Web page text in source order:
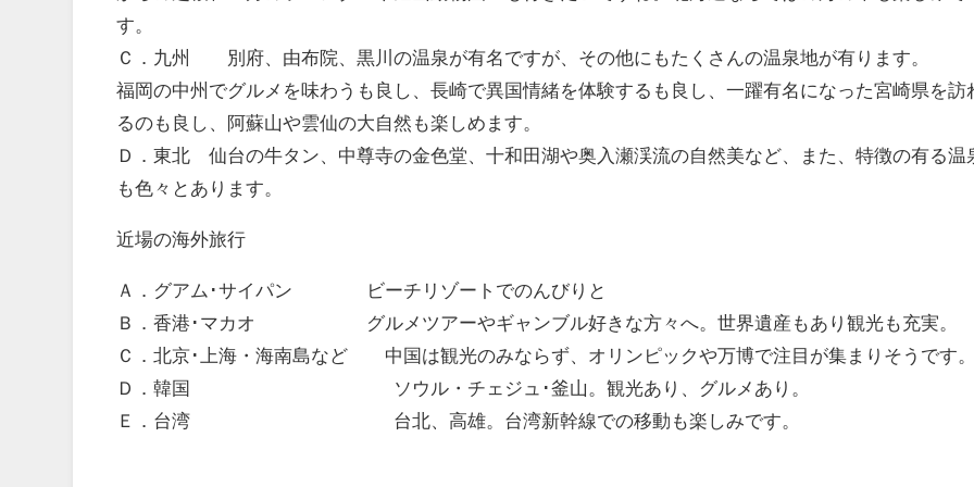
す。
Ｃ．九州 別府、由布院、黒川の温泉が有名ですが、その他にもたくさんの温泉地が有ります。
福岡の中州でグルメを味わうも良し、長崎で異国情緒を体験するも良し、一躍有名になった宮崎県を訪
るのも良し、阿蘇山や雲仙の大自然も楽しめます。
Ｄ．東北 仙台の牛タン、中尊寺の金色堂、十和田湖や奥入瀬渓流の自然美など、また、特徴の有る温
も色々とあります。
近場の海外旅行
Ａ．グアム･サイパン ビーチリゾートでのんびりと
Ｂ．香港･マカオ グルメツアーやギャンブル好きな方々へ。世界遺産もあり観光も充実。
Ｃ．北京･上海・海南島など 中国は観光のみならず、オリンピックや万博で注目が集まりそうです。
Ｄ．韓国 ソウル・チェジュ･釜山。観光あり、グルメあり。
Ｅ．台湾 台北、高雄。台湾新幹線での移動も楽しみです。